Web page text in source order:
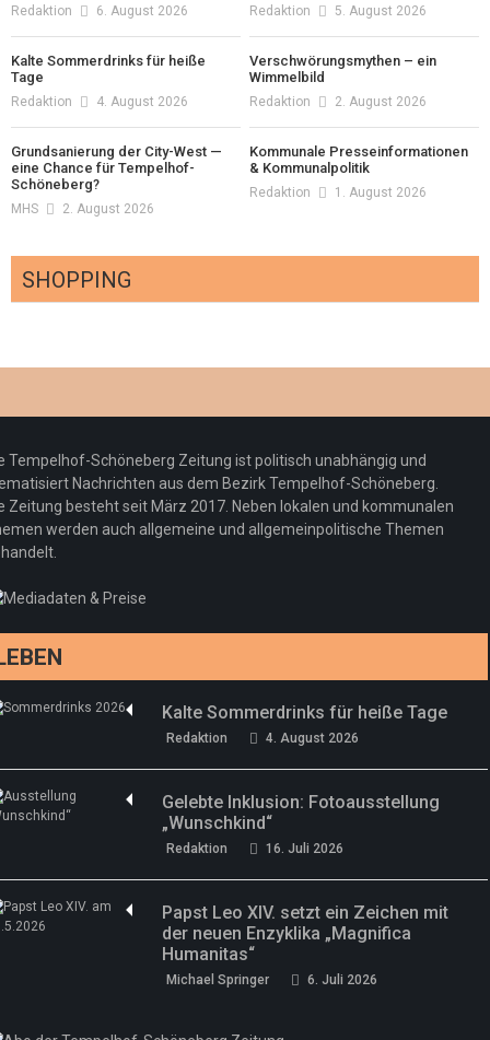
Redaktion 6. August 2026 Redaktion 5. August 2026
Kalte Sommerdrinks für heiße
Tage
Redaktion 4. August 2026
Verschwörungsmythen – ein
Wimmelbild
Redaktion 2. August 2026
Grundsanierung der City-West —
eine Chance für Tempelhof-
Schöneberg?
MHS 2. August 2026
Kommunale Presseinformationen
& Kommunalpolitik
Redaktion 1. August 2026
SHOPPING
Redaktion 23. Juli 2026
Pepe Jeans London mit Summer Sale und
neuer Kollektion
Redaktion 19. Juli 2026
Woher kommt der Honig? – Neue EU-
Regeln gelten 14. Juni
drei neue Specials zur Fußball-WM
Tempelhof-Schöneberg Zeitung ist politisch unabhängig und
Nachrichten aus dem Bezirk Tempelhof-Schöneberg.
Zeitung besteht seit März 2017. Neben lokalen und kommunalen
werden auch allgemeine und allgemeinpolitische Themen
Kalte Sommerdrinks für heiße Tage
Redaktion 4. August 2026
Gelebte Inklusion: Fotoausstellung
„Wunschkind“
Redaktion 16. Juli 2026
Papst Leo XIV. setzt ein Zeichen mit
der neuen Enzyklika „Magnifica
Humanitas“
Michael Springer 6. Juli 2026